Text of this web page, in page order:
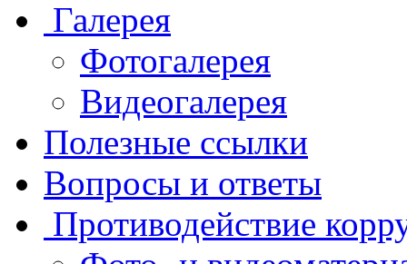
Галерея
Фотогалерея
Видеогалерея
Полезные ссылки
Вопросы и ответы
Противодействие